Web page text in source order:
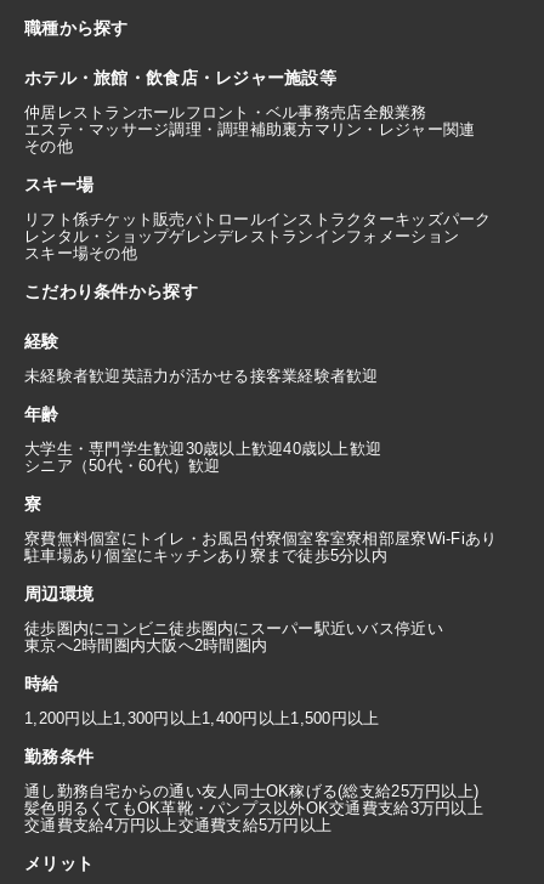
職種から探す
ホテル・旅館・飲食店・レジャー施設等
仲居 レストランホールフロント・ベル事務売店全般業務
エステ・マッサージ調理・調理補助裏方マリン・レジャー関連
その他
スキー場
リフト係チケット販売パトロールインストラクターキッズパーク
レンタル・ショップゲレンデレストラン インフォメーション
スキー場その他
こだわり条件から探す
経験
未経験者歓迎英語力が活かせる接客業経験者歓迎
年齢
大学生・専門学生歓迎30歳以上歓迎40歳以上歓迎
シニア（50代・60代）歓迎
寮
寮費無料個室にトイレ・お風呂付寮個室客室寮相部屋寮Wi-Fiあり
駐車場あり個室にキッチンあり 寮まで徒歩5分以内
周辺環境
徒歩圏内にコンビニ徒歩圏内にスーパー駅近いバス停近い
東京へ2時間圏内大阪へ2時間圏内
時給
1,200円以上1,300円以上1,400円以上1,500円以上
勤務条件
通し勤務自宅からの通い友人同士OK稼げる(総支給25万円以上)
髪色明るくてもOK革靴・パンプス以外OK交通費支給3万円以上
交通費支給4万円以上交通費支給5万円以上
メリット